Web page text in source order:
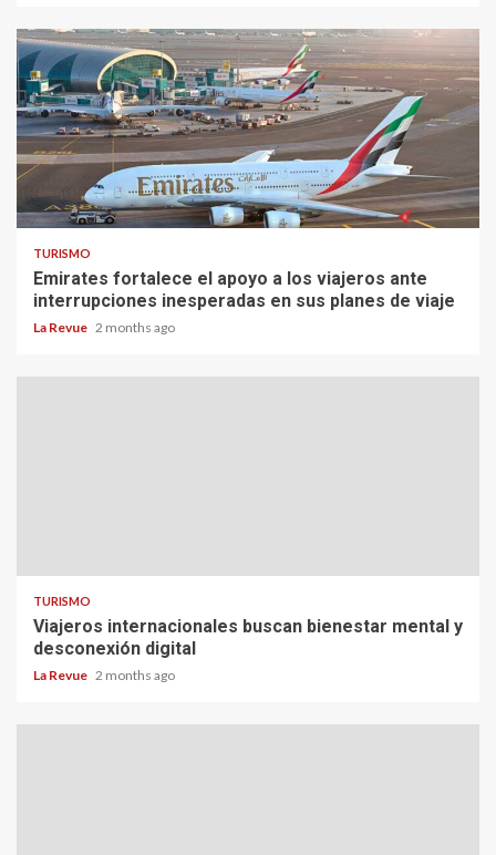
TURISMO
Emirates fortalece el apoyo a los viajeros ante
interrupciones inesperadas en sus planes de viaje
La Revue 2 months ago
TURISMO
Viajeros internacionales buscan bienestar mental y
desconexión digital
La Revue 2 months ago